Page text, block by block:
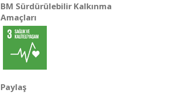
BM Sürdürülebilir Kalkınma
Amaçları
Paylaş